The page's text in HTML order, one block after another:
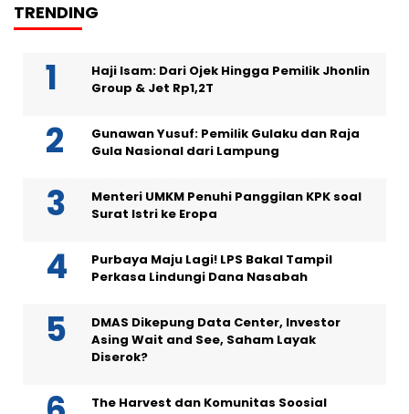
TRENDING
Haji Isam: Dari Ojek Hingga Pemilik Jhonlin
Group & Jet Rp1,2T
Gunawan Yusuf: Pemilik Gulaku dan Raja
Gula Nasional dari Lampung
Menteri UMKM Penuhi Panggilan KPK soal
Surat Istri ke Eropa
Purbaya Maju Lagi! LPS Bakal Tampil
Perkasa Lindungi Dana Nasabah
DMAS Dikepung Data Center, Investor
Asing Wait and See, Saham Layak
Diserok?
The Harvest dan Komunitas Soosial